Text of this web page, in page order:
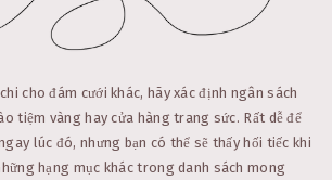
cho đám cưới khác, hãy xác định ngân sách
tiệm vàng hay cửa hàng trang sức. Rất dễ để
lúc đó, nhưng bạn có thể sẽ thấy hối tiếc khi
hạng mục khác trong danh sách mong